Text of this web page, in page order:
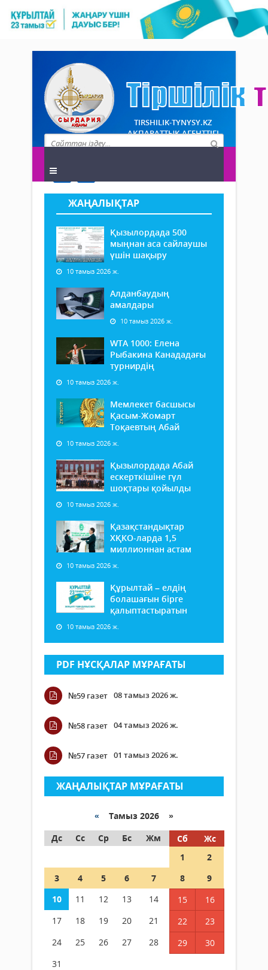
TIRSHILIK-TYNYSY.KZ
АҚПАРАТТЫҚ АГЕНТТІГІ
ЖАҢАЛЫҚТАР
Қызылордада 500
мыңнан аса сайлаушы
үшін шақыру
10 тамыз 2026 ж.
Алданбаудың
амалдары
10 тамыз 2026 ж.
WTA 1000: Елена
Рыбакина Канададағы
турнирдің
10 тамыз 2026 ж.
Мемлекет басшысы
Қасым-Жомарт
Тоқаевтың Абай
10 тамыз 2026 ж.
Қызылордада Абай
ескерткішіне гүл
шоқтары қойылды
10 тамыз 2026 ж.
Қазақстандықтар
ХҚКО-ларда 1,5
миллионнан астам
10 тамыз 2026 ж.
Құрылтай – елдің
болашағын бірге
қалыптастыратын
10 тамыз 2026 ж.
PDF НҰСҚАЛАР МҰРАҒАТЫ
№59 газет 08 тамыз 2026 ж.
№58 газет 04 тамыз 2026 ж.
№57 газет 01 тамыз 2026 ж.
ЖАҢАЛЫҚТАР МҰРАҒАТЫ
« Тамыз 2026 »
Дс
Сс Ср Бс Жм Сб
Жс
1
2
3
4 5 6 7 8
9
10
11 12 13 14 15
16
17
18 19 20 21 22
23
24
25 26 27 28 29
30
31